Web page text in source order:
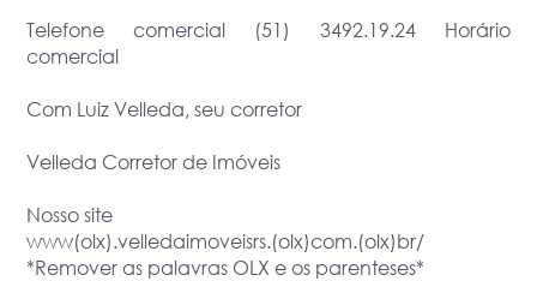
Telefone comercial (51) 3492.19.24 Horário
comercial
Com Luiz Velleda, seu corretor
Velleda Corretor de Imóveis
Nosso site
www(olx).velledaimoveisrs.(olx)com.(olx)br/
*Remover as palavras OLX e os parenteses*